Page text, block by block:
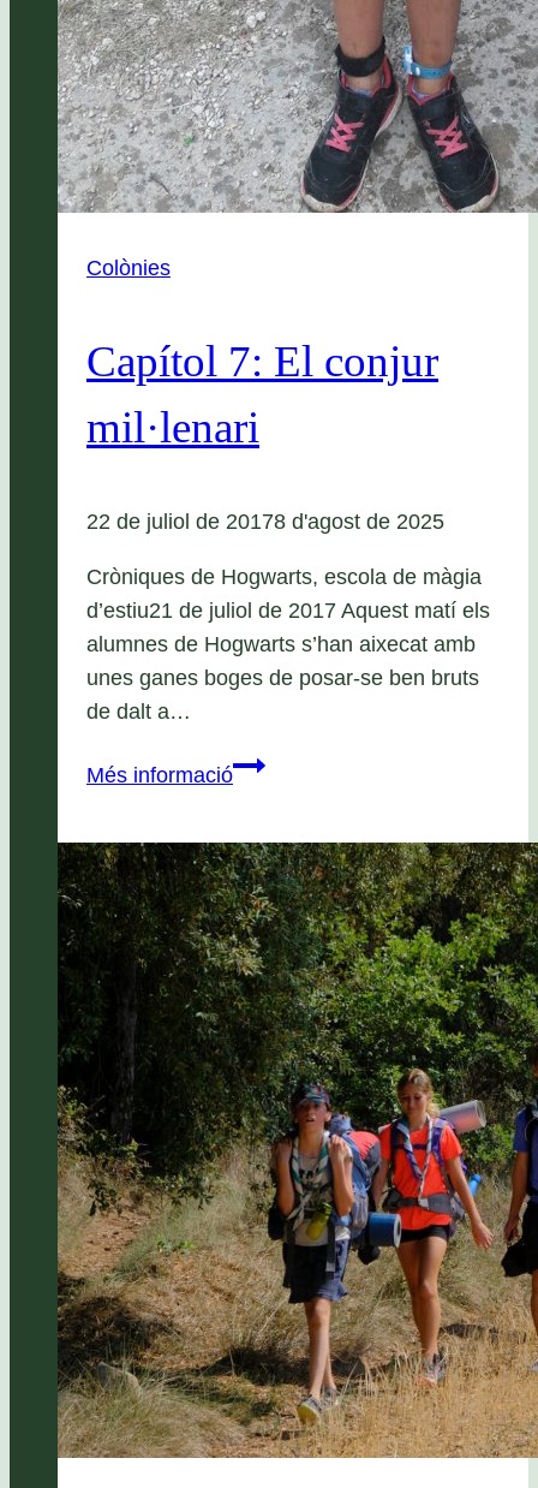
Colònies
Capítol 7: El conjur
mil·lenari
22 de juliol de 20178 d'agost de 2025
Cròniques de Hogwarts, escola de màgia
d’estiu21 de juliol de 2017 Aquest matí els
alumnes de Hogwarts s’han aixecat amb
unes ganes boges de posar-se ben bruts
de dalt a…
Més informacióCapítol
conjur
mil·lenari